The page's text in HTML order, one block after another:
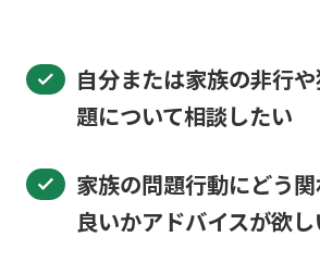
自分または家族の非行
題について相談したい
家族の問題行動にどう
良いかアドバイスが欲し